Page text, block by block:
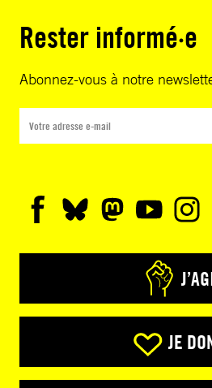
Rester informé·e
Abonnez-vous à notre
JE